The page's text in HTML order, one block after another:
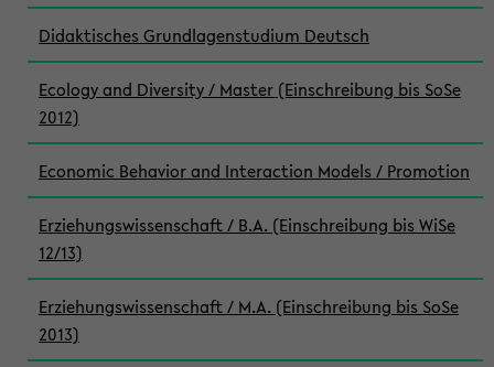
Didaktisches Grundlagenstudium Deutsch
Ecology and Diversity / Master (Einschreibung bis SoSe
2012)
Economic Behavior and Interaction Models / Promotion
Erziehungswissenschaft / B.A. (Einschreibung bis WiSe
12/13)
Erziehungswissenschaft / M.A. (Einschreibung bis SoSe
2013)